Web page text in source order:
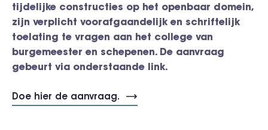
tijdelijke constructies op het openbaar domein,
zijn verplicht voorafgaandelijk en schriftelijk
toelating te vragen aan het college van
burgemeester en schepenen. De aanvraag
gebeurt via onderstaande link.
Doe hier de aanvraag.